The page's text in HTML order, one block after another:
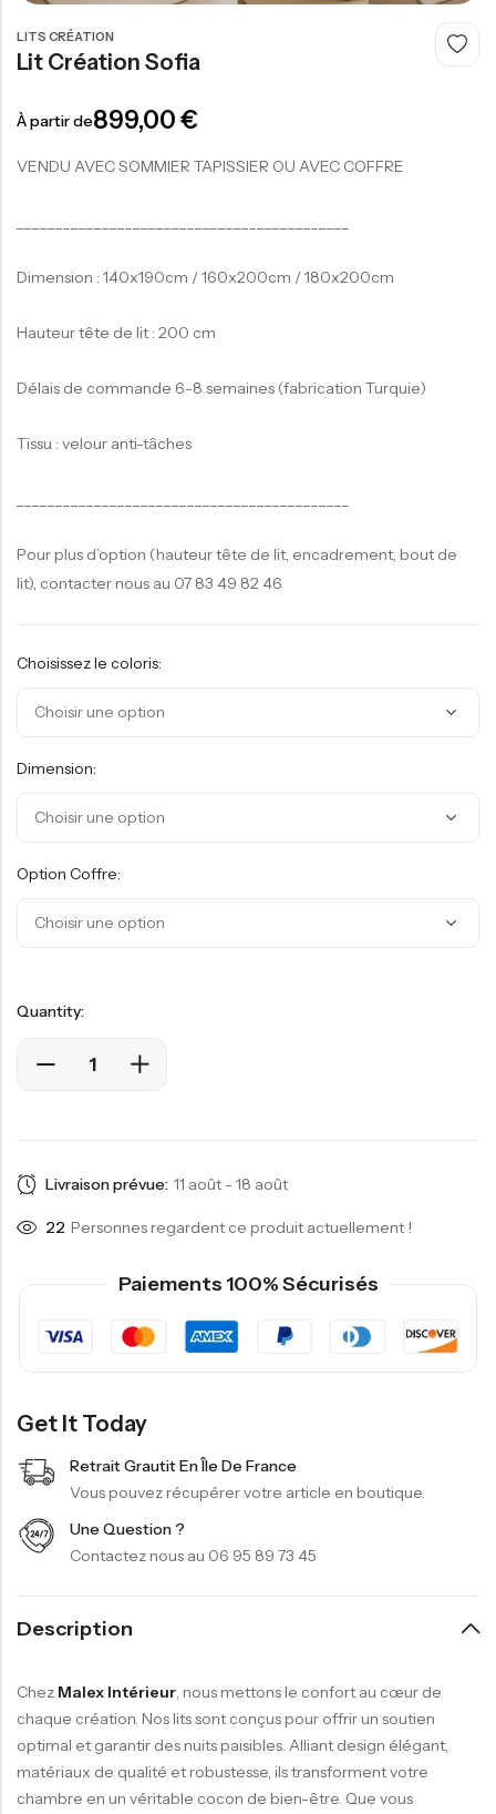
LITS CRÉATION
Lit Création Sofia
À partir de899,00€
VENDU AVEC SOMMIER TAPISSIER OU AVEC COFFRE
Dimension : 140x190cm / 160x200cm / 180x200cm
Hauteur tête de lit : 200 cm
Délais de commande 6-8 semaines (fabrication Turquie)
Tissu : velour anti-tâches
Pour plus d’option (hauteur tête de lit, encadrement, bout de
lit), contacter nous au 07 83 49 82 46
Choisissez le coloris:
Dimension:
Option Coffre:
Quantity:
Livraison prévue: 11 août - 18 août
22 Personnes regardent ce produit actuellement !
Paiements 100% Sécurisés
Get It Today
Retrait Grautit En Île De France
Vous pouvez récupérer votre article en boutique.
Une Question ?
Contactez nous au 06 95 89 73 45
Description
Chez Malex Intérieur, nous mettons le confort au cœur de
chaque création. Nos lits sont conçus pour offrir un soutien
optimal et garantir des nuits paisibles. Alliant design élégant,
matériaux de qualité et robustesse, ils transforment votre
chambre en un véritable cocon de bien-être. Que vous